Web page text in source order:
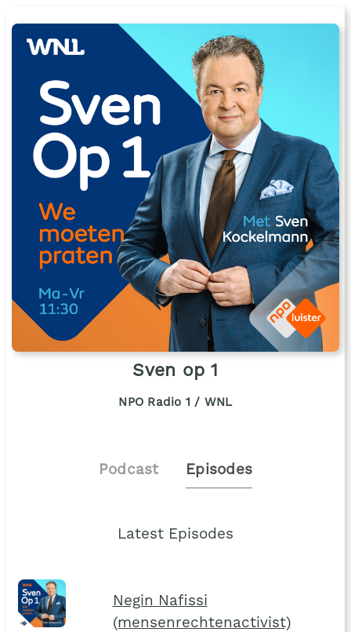
Sven op 1
NPO Radio 1 / WNL
Podcast Episodes
Latest Episodes
Negin Nafissi
(mensenrechtenactivist)